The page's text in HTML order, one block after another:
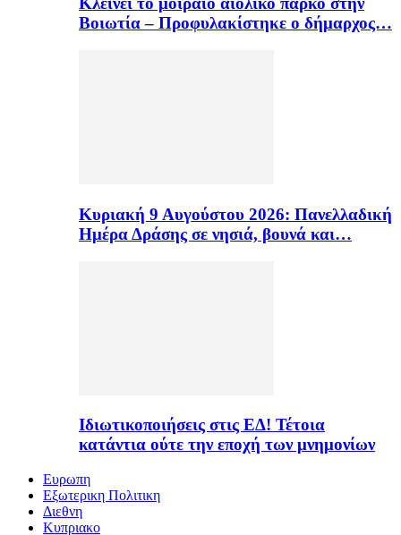
Βοιωτία – Προφυλακίστηκε ο δήμαρχος…
Κυριακή 9 Αυγούστου 2026: Πανελλαδική
Ημέρα Δράσης σε νησιά, βουνά και…
Ιδιωτικοποιήσεις στις ΕΔ! Τέτοια
κατάντια ούτε την εποχή των μνημονίων
Ευρωπη
Εξωτερικη Πολιτικη
Διεθνη
Κυπριακο